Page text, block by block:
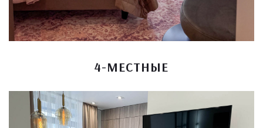
4-МЕСТНЫЕ